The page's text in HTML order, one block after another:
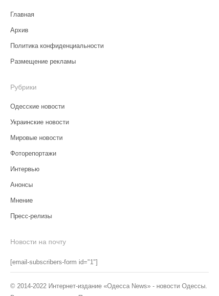
Главная
Архив
Политика конфиденциальности
Размещение рекламы
Рубрики
Одесские новости
Украинские новости
Мировые новости
Фоторепортажи
Интервью
Анонсы
Мнение
Пресс-релизы
Новости на почту
[email-subscribers-form id="1"]
© 2014-2022 Интернет-издание «Одесса News» - новости Одессы.